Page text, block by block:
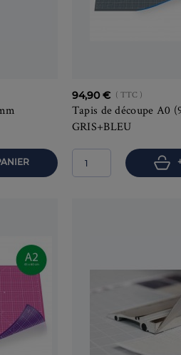
94,90 € ( TTC )
Tapis de découpe A0
GRIS+BLEU